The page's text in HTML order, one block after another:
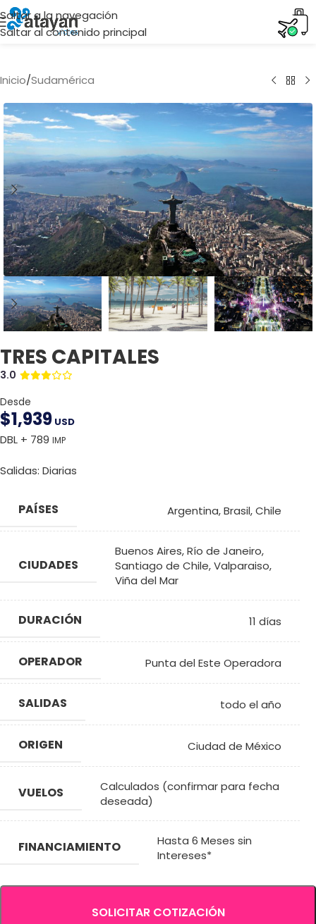
Saltar a la navegación
Saltar al contenido principal
Inicio/Sudamérica
TRES CAPITALES
3.0
Desde
$1,939 USD
DBL + 789 IMP
Salidas: Diarias
PAÍSES Argentina,Brasil,Chile
CIUDADES
Buenos Aires,Río de Janeiro,
Santiago de Chile,Valparaiso,
Viña del Mar
DURACIÓN 11 días
OPERADOR Punta del Este Operadora
SALIDAS todo el año
ORIGEN Ciudad de México
VUELOS
Calculados (confirmar para fecha
deseada)
FINANCIAMIENTO
Hasta 6 Meses sin
Intereses*
SOLICITAR COTIZACIÓN